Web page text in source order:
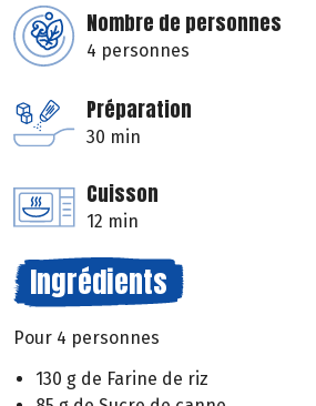
Nombre de personnes
4 personnes
Préparation
30 min
Cuisson
12 min
Ingrédients
Pour 4 personnes
130 g de Farine de riz